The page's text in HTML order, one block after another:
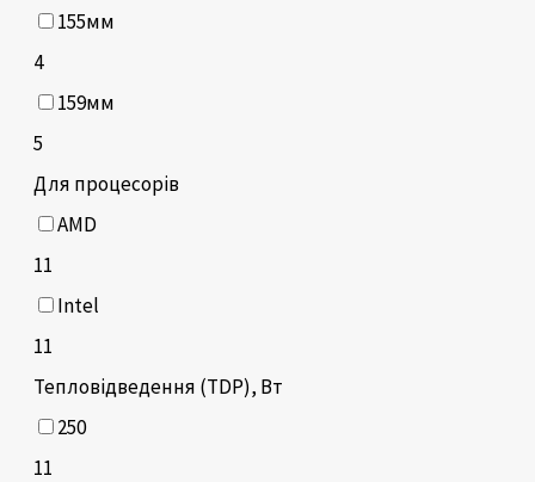
155мм
4
159мм
5
Для процесорів
AMD
11
Intel
11
Тепловідведення (TDP), Вт
250
11